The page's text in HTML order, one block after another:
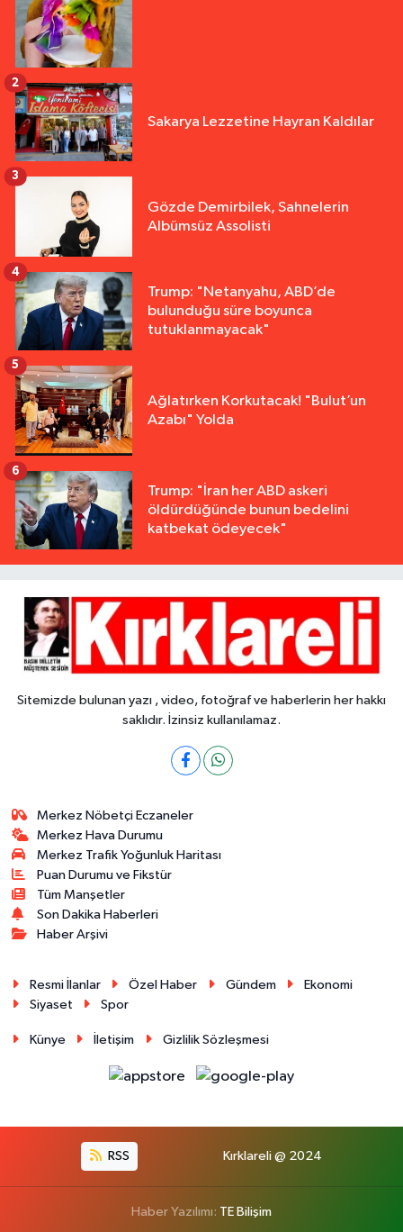
Sakarya Lezzetine Hayran Kaldılar
2
Gözde Demirbilek, Sahnelerin
Albümsüz Assolisti
3
Trump: "Netanyahu, ABD’de
bulunduğu süre boyunca
tutuklanmayacak"
4
Ağlatırken Korkutacak! "Bulut’un
Azabı" Yolda
5
Trump: "İran her ABD askeri
öldürdüğünde bunun bedelini
katbekat ödeyecek"
6
Sitemizde bulunan yazı , video, fotoğraf ve haberlerin her hakkı
saklıdır. İzinsiz kullanılamaz.
Merkez Nöbetçi Eczaneler
Merkez Hava Durumu
Merkez Trafik Yoğunluk Haritası
Puan Durumu ve Fikstür
Tüm Manşetler
Son Dakika Haberleri
Haber Arşivi
Resmi İlanlar Özel Haber Gündem
Ekonomi
Siyaset
Spor
Künye İletişim Gizlilik Sözleşmesi
RSS Kırklareli @ 2024
Haber Yazılımı: TE Bilişim